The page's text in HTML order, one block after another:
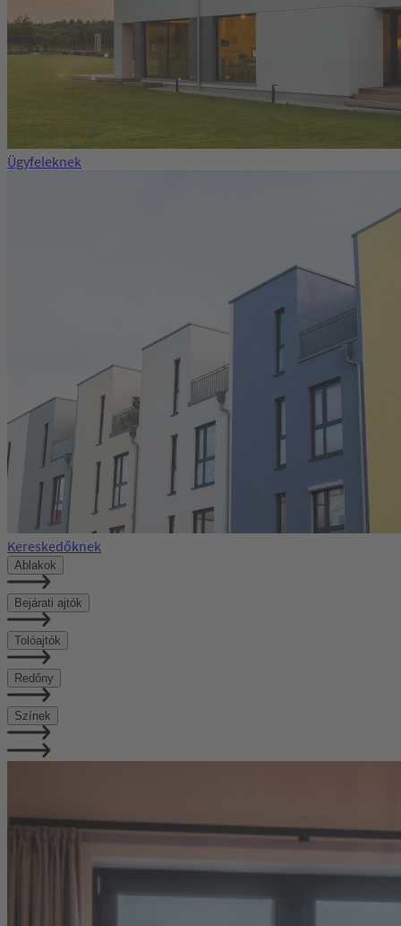
Ügyfeleknek
Kereskedőknek
Ablakok
Bejárati ajtók
Tolóajtók
Redőny
Színek